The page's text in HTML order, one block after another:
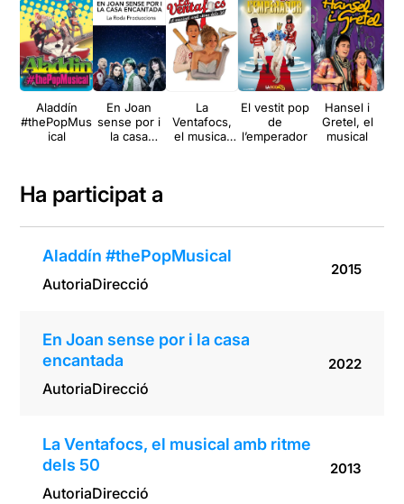
Aladdín
#thePopMus
ical
En Joan
sense por i
la casa
La
Ventafocs,
el musical
El vestit pop
de
l’emperador
Hansel i
Gretel, el
musical
Ha participat a
Aladdín #thePopMusical
AutoriaDirecció
2015
En Joan sense por i la casa
encantada
AutoriaDirecció
2022
La Ventafocs, el musical amb ritme
dels 50
AutoriaDirecció
2013